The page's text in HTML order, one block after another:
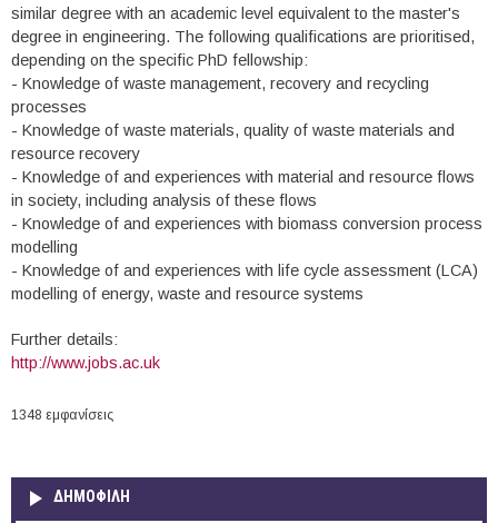
similar degree with an academic level equivalent to the master's
degree in engineering. The following qualifications are prioritised,
depending on the specific PhD fellowship:
- Knowledge of waste management, recovery and recycling
processes
- Knowledge of waste materials, quality of waste materials and
resource recovery
- Knowledge of and experiences with material and resource flows
in society, including analysis of these flows
- Knowledge of and experiences with biomass conversion process
modelling
- Knowledge of and experiences with life cycle assessment (LCA)
modelling of energy, waste and resource systems
Further details:
http://www.jobs.ac.uk
1348 εμφανίσεις
ΔΗΜΟΦΙΛΗ